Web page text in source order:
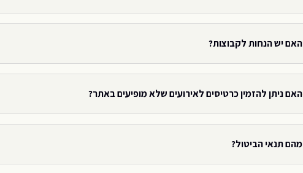
האם יש הנחות לקבוצות?
האם ניתן להזמין כרטיסים לאירועים שלא מופיעים באתר?
מהם תנאי הביטול?